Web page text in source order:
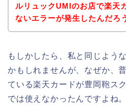
ルリュックUMIのお店で楽天
ないエラーが発生したんだろ
もしかしたら、私と同じよう
かもしれませんが、なぜか、
ている楽天カードが豊岡鞄ス
では使えなかったんですよね。